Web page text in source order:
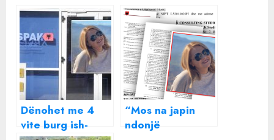
Dënohet me 4
vite burg ish-
“Mos na japin
ndonjë